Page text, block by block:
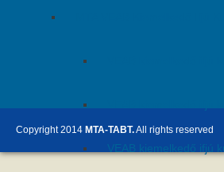
VEAB kiemelkedő ifjú
Copyright 2014 MTA-TABT.All rights reserved